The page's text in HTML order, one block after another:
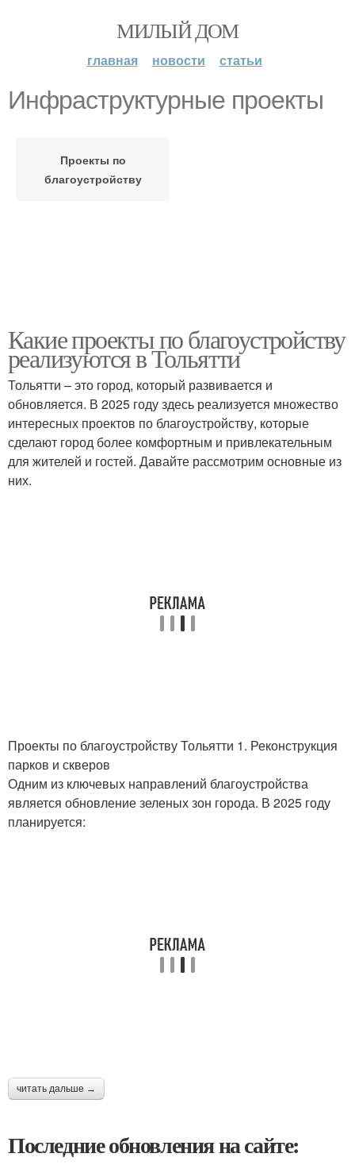
МИЛЫЙ ДОМ
главная новости статьи
Инфраструктурные проекты
Проекты по
благоустройству
Какие проекты по благоустройству
реализуются в Тольятти
Тольятти – это город, который развивается и
обновляется. В 2025 году здесь реализуется множество
интересных проектов по благоустройству, которые
сделают город более комфортным и привлекательным
для жителей и гостей. Давайте рассмотрим основные из
них.
Проекты по благоустройству Тольятти 1. Реконструкция
парков и скверов
Одним из ключевых направлений благоустройства
является обновление зеленых зон города. В 2025 году
планируется:
читать дальше →
Последние обновления на сайте: